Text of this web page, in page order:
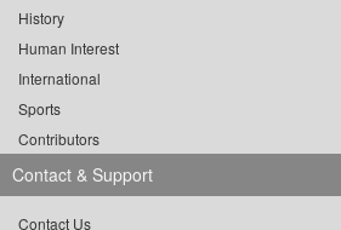
History
Human Interest
International
Sports
Contributors
Contact & Support
Contact Us